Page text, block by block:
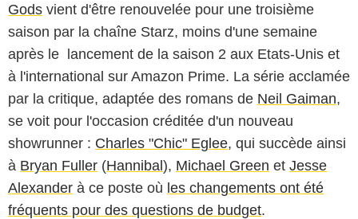
Gods vient d'être renouvelée pour une troisième
saison par la chaîne Starz, moins d'une semaine
après le lancement de la saison 2 aux Etats-Unis et
à l'international sur Amazon Prime. La série acclamée
par la critique, adaptée des romans de Neil Gaiman,
se voit pour l'occasion créditée d'un nouveau
showrunner : Charles "Chic" Eglee, qui succède ainsi
à Bryan Fuller (Hannibal), Michael Green et Jesse
Alexander à ce poste où les changements ont été
fréquents pour des questions de budget.